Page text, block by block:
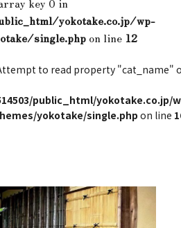
yokotake.co.jp/wp-
single.phpon line 12
to read property "cat_name"
public_html/yokotake.co.jp/
yokotake/single.php on line